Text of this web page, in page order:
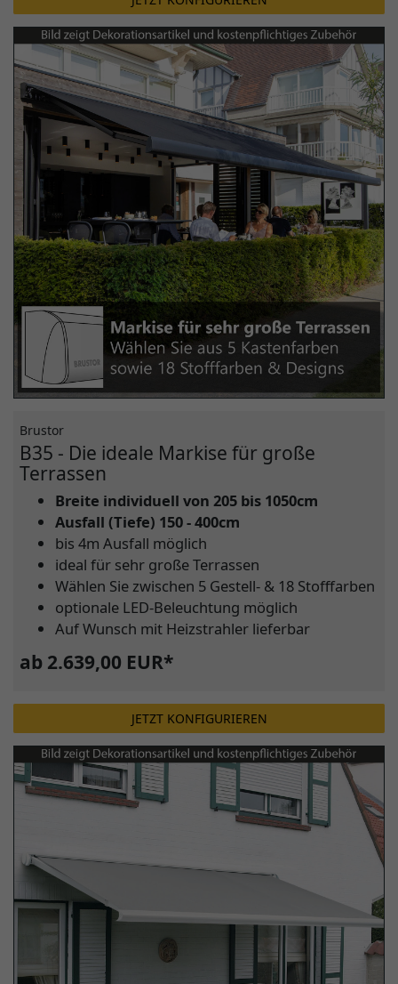
Brustor
B35 - Die ideale Markise für große
Terrassen
Breite individuell von 205 bis 1050cm
Ausfall (Tiefe) 150 - 400cm
bis 4m Ausfall möglich
ideal für sehr große Terrassen
Wählen Sie zwischen 5 Gestell- & 18 Stofffarben
optionale LED-Beleuchtung möglich
Auf Wunsch mit Heizstrahler lieferbar
ab 2.639,00 EUR*
JETZT KONFIGURIEREN